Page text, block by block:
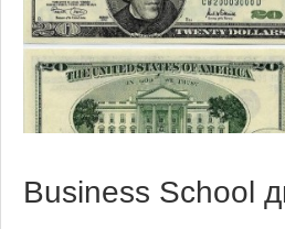
Business School